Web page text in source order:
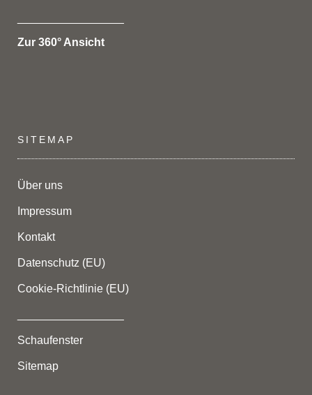
Zur 360° Ansicht
SITEMAP
Über uns
Impressum
Kontakt
Datenschutz (EU)
Cookie-Richtlinie (EU)
Schaufenster
Sitemap